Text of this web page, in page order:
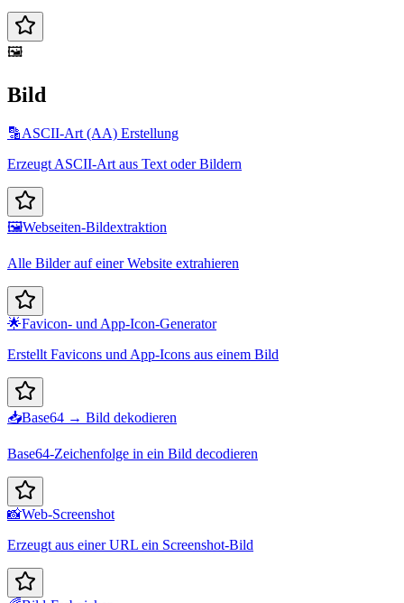
🖼️
Bild
🔡ASCII-Art (AA) Erstellung
Erzeugt ASCII-Art aus Text oder Bildern
🖼️Webseiten-Bildextraktion
Alle Bilder auf einer Website extrahieren
🌟Favicon- und App-Icon-Generator
Erstellt Favicons und App-Icons aus einem Bild
📥Base64 → Bild dekodieren
Base64-Zeichenfolge in ein Bild decodieren
📸Web-Screenshot
Erzeugt aus einer URL ein Screenshot-Bild